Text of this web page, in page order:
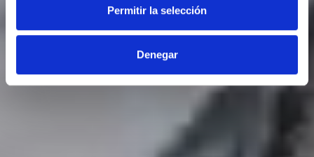
Permitir la selección
Denegar